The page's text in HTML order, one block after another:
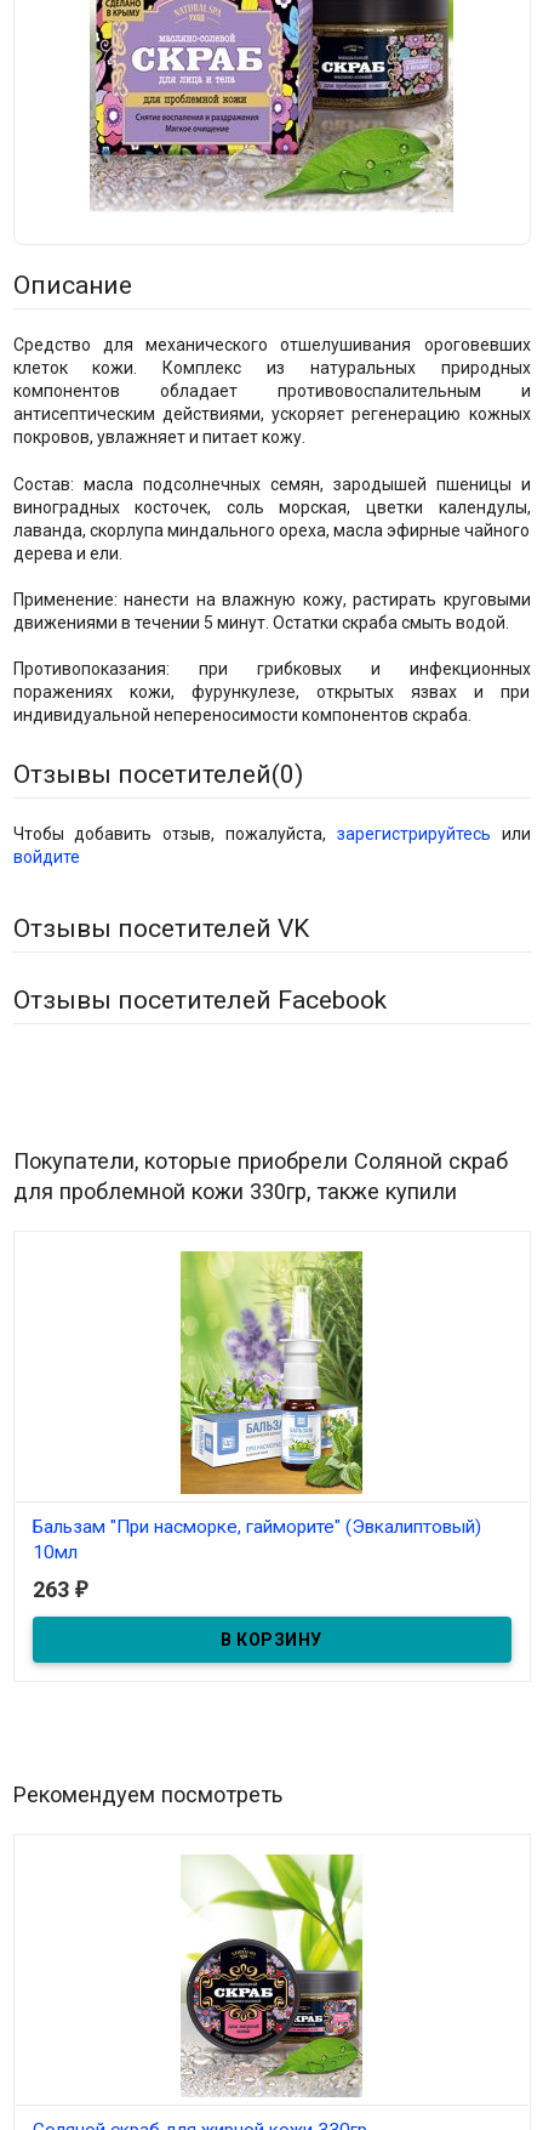
Описание
Средство для механического отшелушивания ороговевших
клеток кожи. Комплекс из натуральных природных
компонентов обладает противовоспалительным и
антисептическим действиями, ускоряет регенерацию кожных
покровов, увлажняет и питает кожу.
Состав: масла подсолнечных семян, зародышей пшеницы и
виноградных косточек, соль морская, цветки календулы,
лаванда, скорлупа миндального ореха, масла эфирные чайного
дерева и ели.
Применение: нанести на влажную кожу, растирать круговыми
движениями в течении 5 минут. Остатки скраба смыть водой.
Противопоказания: при грибковых и инфекционных
поражениях кожи, фурункулезе, открытых язвах и при
индивидуальной непереносимости компонентов скраба.
Отзывы посетителей(0)
Чтобы добавить отзыв, пожалуйста, зарегистрируйтесь или
войдите
Отзывы посетителей VK
Отзывы посетителей Facebook
Покупатели, которые приобрели Соляной скраб
для проблемной кожи 330гр, также купили
Бальзам "При насморке, гайморите" (Эвкалиптовый)
10мл
В наличии
Бальзам-спрей "При насморке, гайморите" 10мл
263 ₽
Рекомендуем посмотреть